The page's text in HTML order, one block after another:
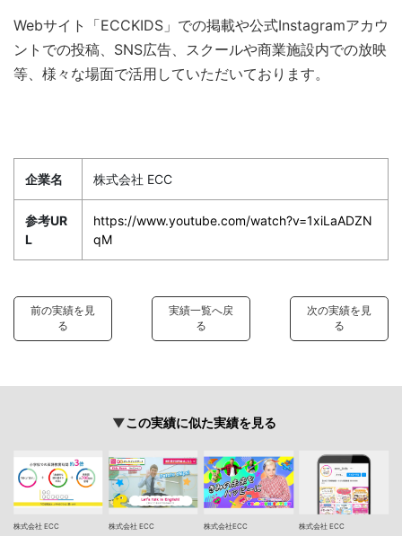
Webサイト「ECCKIDS」での掲載や公式Instagramアカウ
ントでの投稿、SNS広告、スクールや商業施設内での放映
等、様々な場面で活用していただいております。
企業名 株式会社 ECC
参考UR
L
https://www.youtube.com/watch?v=1xiLaADZN
qM
前の実績を見
る
実績一覧へ戻
る
次の実績を見
る
この実績に似た実績を見る
株式会社 ECC 株式会社 ECC 株式会社ECC 株式会社 ECC